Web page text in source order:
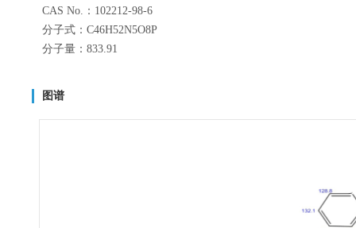
CAS No.：102212-98-6
分子式：C46H52N5O8P
分子量：833.91
图谱